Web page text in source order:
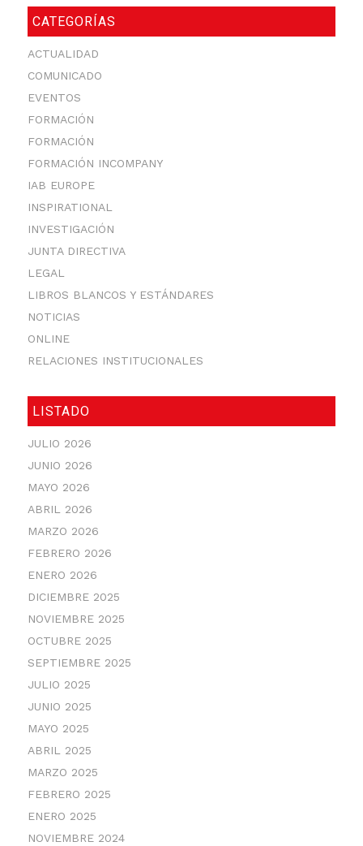
CATEGORÍAS
ACTUALIDAD
COMUNICADO
EVENTOS
FORMACIÓN
FORMACIÓN
FORMACIÓN INCOMPANY
IAB EUROPE
INSPIRATIONAL
INVESTIGACIÓN
JUNTA DIRECTIVA
LEGAL
LIBROS BLANCOS Y ESTÁNDARES
NOTICIAS
ONLINE
RELACIONES INSTITUCIONALES
LISTADO
JULIO 2026
JUNIO 2026
MAYO 2026
ABRIL 2026
MARZO 2026
FEBRERO 2026
ENERO 2026
DICIEMBRE 2025
NOVIEMBRE 2025
OCTUBRE 2025
SEPTIEMBRE 2025
JULIO 2025
JUNIO 2025
MAYO 2025
ABRIL 2025
MARZO 2025
FEBRERO 2025
ENERO 2025
NOVIEMBRE 2024